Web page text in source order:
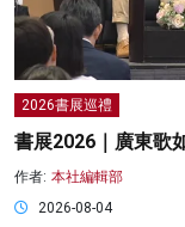
2026書展巡禮
書展2026｜廣東歌
作者: 本社編輯部
2026-08-04